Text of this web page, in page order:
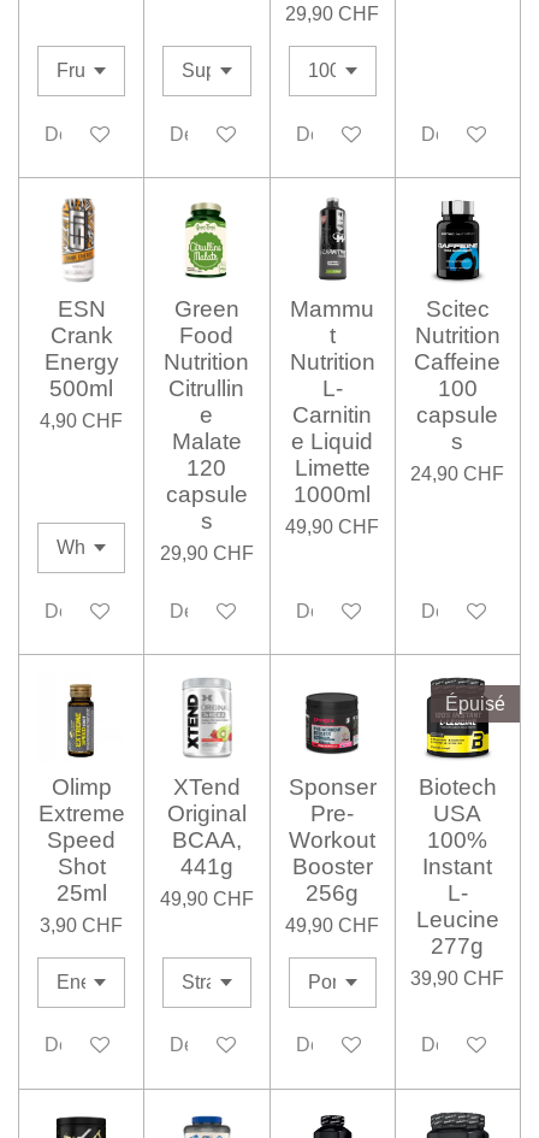
Désactivé Désactivé
29,90 CHF
Désactivé Désactivé
ESN
Crank
Energy
500ml
4,90 CHF
Désactivé
Green
Food
Nutrition
Citrullin
e
Malate
120
capsule
s
29,90 CHF
Désactivé
Mammu
t
Nutrition
L-
Carnitin
e Liquid
Limette
1000ml
49,90 CHF
Désactivé
Scitec
Nutrition
Caffeine
100
capsule
s
24,90 CHF
Désactivé
Olimp
Extreme
Speed
Shot
25ml
3,90 CHF
Désactivé
XTend
Original
BCAA,
441g
49,90 CHF
Désactivé
Sponser
Pre-
Workout
Booster
256g
49,90 CHF
Désactivé
Épuisé
Biotech
USA
100%
Instant
L-
Leucine
277g
39,90 CHF
Désactivé